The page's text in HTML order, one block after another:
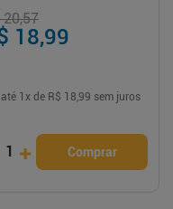
20,57
18,99
até 1 x de R$ 18,99 sem juros
1 + Comprar